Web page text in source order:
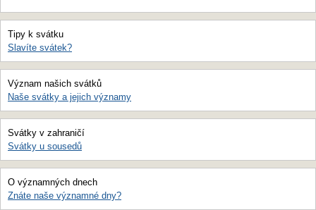
Tipy k svátku
Slavíte svátek?
Význam našich svátků
Naše svátky a jejich významy
Svátky v zahraničí
Svátky u sousedů
O významných dnech
Znáte naše významné dny?